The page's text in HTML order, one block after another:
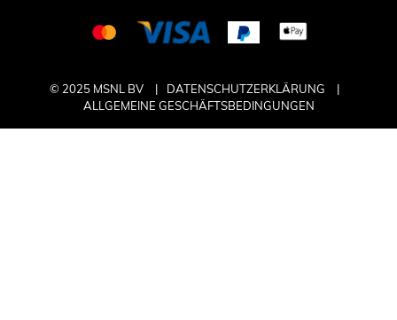
© 2025 MSNL BV
DATENSCHUTZERKLÄRUNG
ALLGEMEINE GESCHÄFTSBEDINGUNGEN